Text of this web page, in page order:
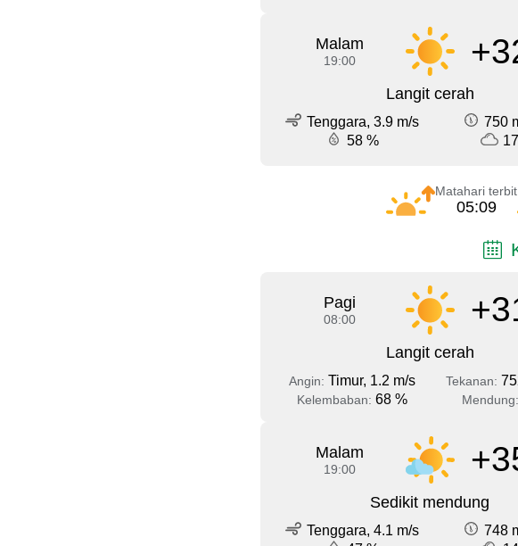
Malam
19:00
Langit cerah
Tenggara, 3.9 m/s
750
58 %
Matahari terbit
05:09
Pagi
08:00
Langit cerah
Angin: Timur, 1.2 m/s Tekanan:
Kelembaban: 68 % Mendung:
Malam
19:00
Sedikit mendung
Tenggara, 4.1 m/s
748